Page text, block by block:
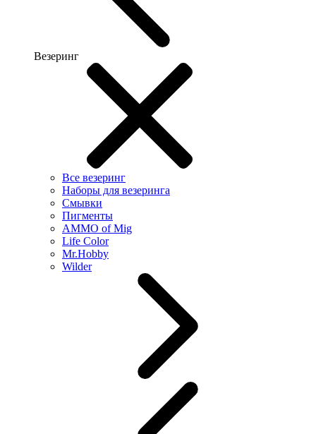
Везеринг
Все везеринг
Наборы для везеринга
Смывки
Пигменты
AMMO of Mig
Life Color
Mr.Hobby
Wilder